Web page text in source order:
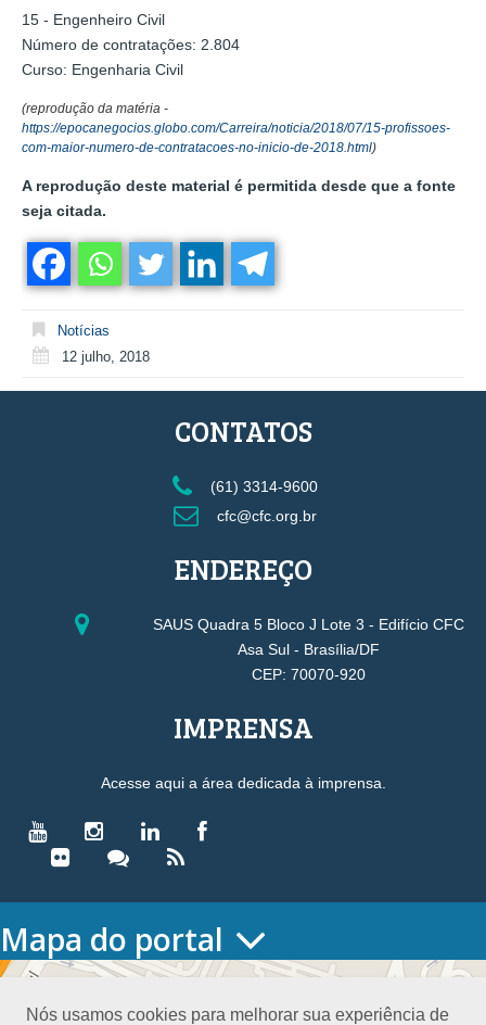
15 - Engenheiro Civil
Número de contratações: 2.804
Curso: Engenharia Civil
(reprodução da matéria -
https://epocanegocios.globo.com/Carreira/noticia/2018/07/15-profissoes-
com-maior-numero-de-contratacoes-no-inicio-de-2018.html)
A reprodução deste material é permitida desde que a fonte
seja citada.
Notícias
12 julho, 2018
Nós usamos cookies para melhorar sua experiência de
CONTATOS
(61) 3314-9600
cfc@cfc.org.br
ENDEREÇO
SAUS Quadra 5 Bloco J Lote 3 - Edifício CFC
Asa Sul - Brasília/DF
CEP: 70070-920
IMPRENSA
Acesse aqui a área dedicada à imprensa.
Mapa do portal
HOME
Conselho Diretor